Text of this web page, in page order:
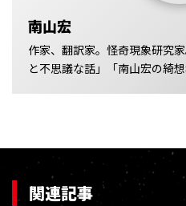
南山宏
作家、翻訳家。怪奇現象研究
と不思議な話」「南山宏の綺想
関連記事